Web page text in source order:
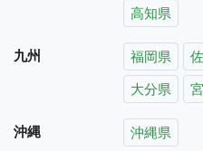
高知県
九州 福岡県
大分県
沖縄 沖縄県